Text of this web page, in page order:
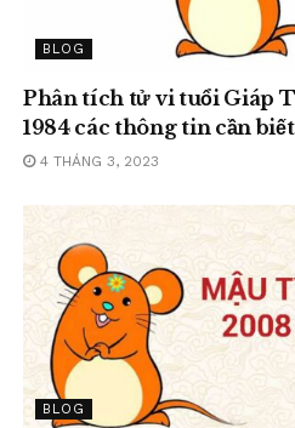
BLOG
Phân tích tử vi tuổi Giáp
1984 các thông tin cần biết
4 THÁNG 3, 2023
BLOG